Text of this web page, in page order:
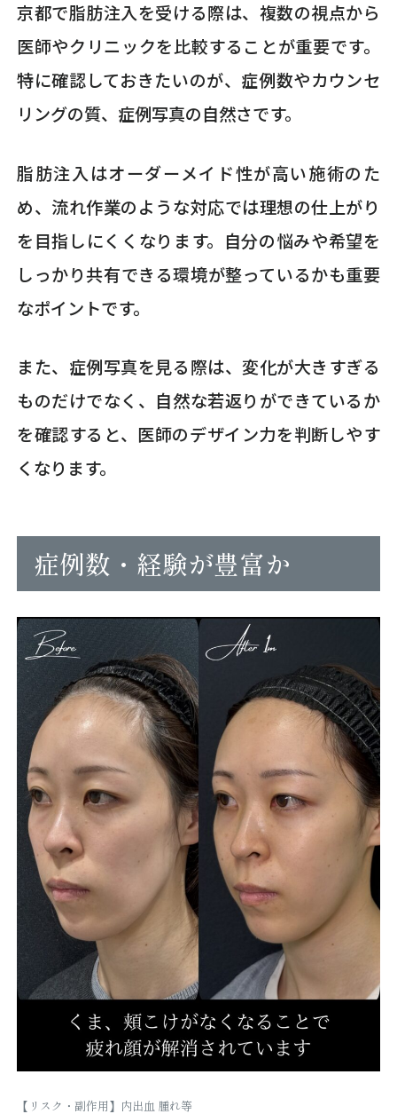
京都で脂肪注入を受ける際は、複数の視点から
医師やクリニックを比較することが重要です。
特に確認しておきたいのが、症例数やカウンセ
リングの質、症例写真の自然さです。
脂肪注入はオーダーメイド性が高い施術のた
め、流れ作業のような対応では理想の仕上がり
を目指しにくくなります。自分の悩みや希望を
しっかり共有できる環境が整っているかも重要
なポイントです。
また、症例写真を見る際は、変化が大きすぎる
ものだけでなく、自然な若返りができているか
を確認すると、医師のデザイン力を判断しやす
くなります。
症例数・経験が豊富か
【リスク・副作用】内出血 腫れ等